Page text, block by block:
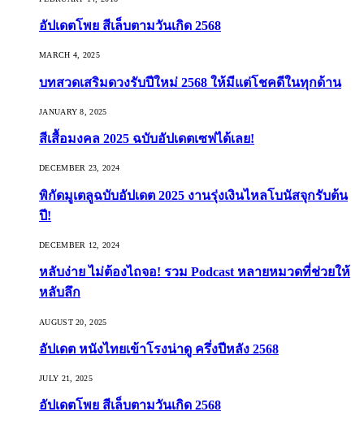
อัปเดตโพย สีเล็บตามวันเกิด 2568
MARCH 4, 2025
บทสวดเสริมดวงรับปีใหม่ 2568 ให้มีแต่โชคดีในทุกด้าน
JANUARY 8, 2025
สีเสื้อมงคล 2025 ฉบับอัปเดตเซฟได้เลย!
DECEMBER 23, 2024
พิกัดมูเตลูฉบับอัปเดต 2025 งานรุ่งเงินไหลโบนัสจุกรับต้น
ปี!
DECEMBER 12, 2024
หลับง่าย ไม่ต้องไถจอ! รวม Podcast หลายหมวดที่ช่วยให้
หลับลึก
AUGUST 20, 2025
อัปเดต หนังไทยเข้าโรงน่าดู ครึ่งปีหลัง 2568
JULY 21, 2025
อัปเดตโพย สีเล็บตามวันเกิด 2568